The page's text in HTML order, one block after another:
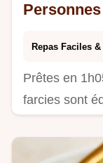
Personnes
Repas Faciles
Prêtes en
farcies sont